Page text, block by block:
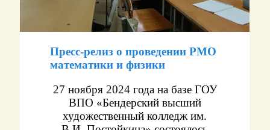
Пресс-релиз о проведении РМО
математики и физики
27 ноября 2024 года на базе ГОУ
ВПО «Бендерский высший
художественный колледж им.